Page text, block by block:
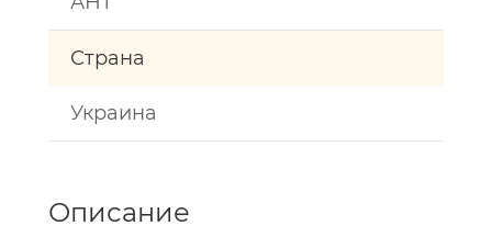
Страна
Украина
Описание